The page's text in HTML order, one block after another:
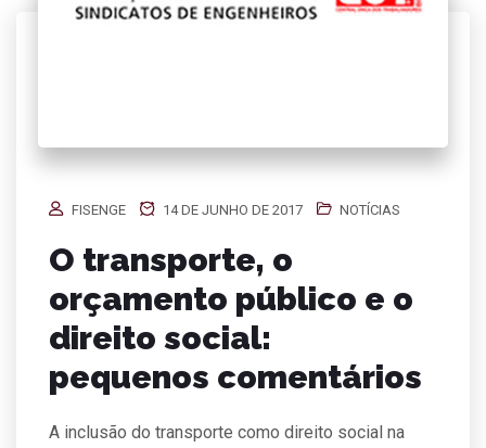
FISENGE 14 DE JUNHO DE 2017 NOTÍCIAS
O transporte, o
orçamento público e o
direito social:
pequenos comentários
A inclusão do transporte como direito social na